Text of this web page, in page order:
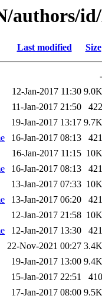
authors/
Last modified Size
-
12-Jan-2017 11:30 9.0K
11-Jan-2017 21:50
422
19-Jan-2017 13:17 9.7K
16-Jan-2017 08:13
421
16-Jan-2017 11:15 10K
16-Jan-2017 08:13
421
13-Jan-2017 07:33 10K
13-Jan-2017 06:20
421
12-Jan-2017 21:58 10K
12-Jan-2017 13:30
421
22-Nov-2021 00:27 3.4K
19-Jan-2017 13:00 9.4K
15-Jan-2017 22:51
410
17-Jan-2017 08:00 9.5K